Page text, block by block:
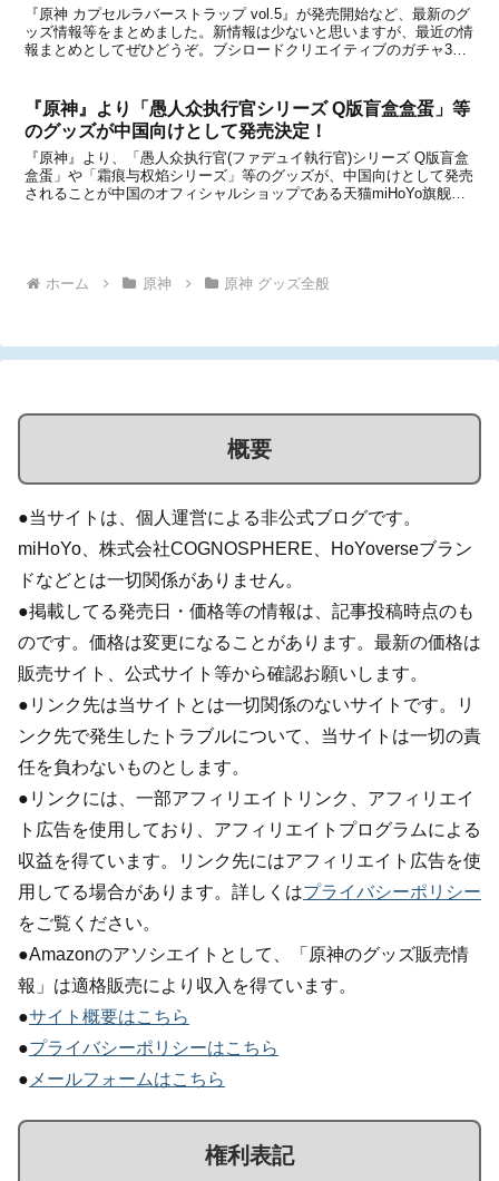
『原神 カプセルラバーストラップ vol.5』が発売開始など、最新のグ
ッズ情報等をまとめました。新情報は少ないと思いますが、最近の情
報まとめとしてぜひどうぞ。ブシロードクリエイティブのガチャ3月
『原神』より「愚人众执行官シリーズ Q版盲盒盒蛋」等
のグッズが中国向けとして発売決定！
『原神』より、「愚人众执行官(ファデュイ執行官)シリーズ Q版盲盒
盒蛋」や「霜痕与权焰シリーズ」等のグッズが、中国向けとして発売
されることが中国のオフィシャルショップである天猫miHoYo旗舰店
ホーム 原神 原神 グッズ全般
概要
●当サイトは、個人運営による非公式ブログです。
miHoYo、株式会社COGNOSPHERE、HoYoverseブラン
ドなどとは一切関係がありません。
●掲載してる発売日・価格等の情報は、記事投稿時点のも
のです。価格は変更になることがあります。最新の価格は
販売サイト、公式サイト等から確認お願いします。
●リンク先は当サイトとは一切関係のないサイトです。リ
ンク先で発生したトラブルについて、当サイトは一切の責
任を負わないものとします。
●リンクには、一部アフィリエイトリンク、アフィリエイ
ト広告を使用しており、アフィリエイトプログラムによる
収益を得ています。リンク先にはアフィリエイト広告を使
用してる場合があります。詳しくはプライバシーポリシー
をご覧ください。
●Amazonのアソシエイトとして、「原神のグッズ販売情
報」は適格販売により収入を得ています。
●サイト概要はこちら
●プライバシーポリシーはこちら
● メールフォームはこちら
権利表記